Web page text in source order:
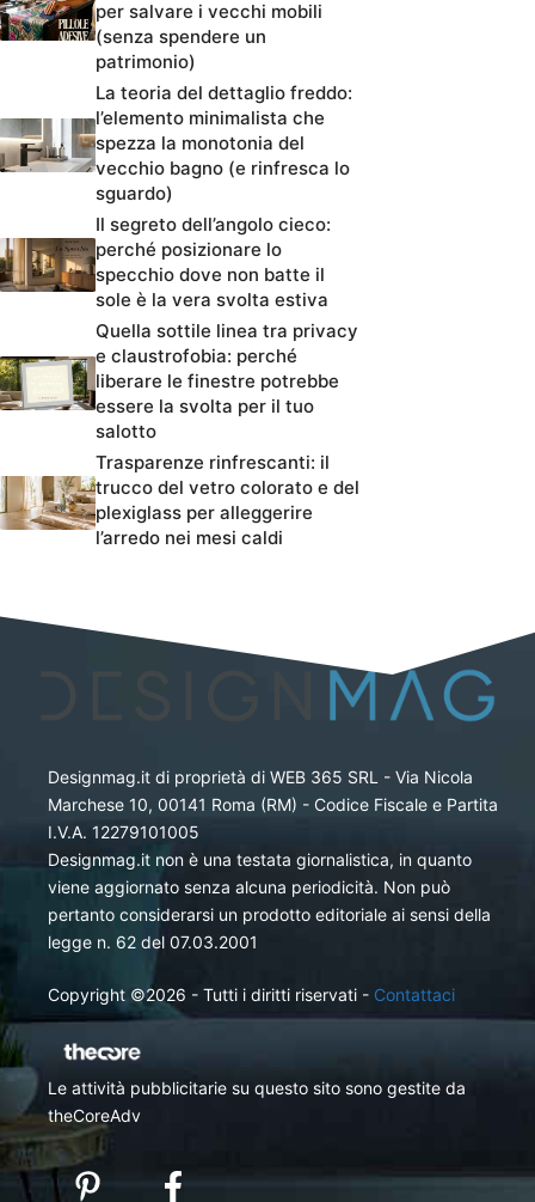
per salvare i vecchi mobili
(senza spendere un
patrimonio)
La teoria del dettaglio freddo:
l’elemento minimalista che
spezza la monotonia del
vecchio bagno (e rinfresca lo
sguardo)
Il segreto dell’angolo cieco:
perché posizionare lo
specchio dove non batte il
sole è la vera svolta estiva
Quella sottile linea tra privacy
e claustrofobia: perché
liberare le finestre potrebbe
essere la svolta per il tuo
salotto
Trasparenze rinfrescanti: il
trucco del vetro colorato e del
plexiglass per alleggerire
l’arredo nei mesi caldi
Designmag.it di proprietà di WEB 365 SRL - Via Nicola
Marchese 10, 00141 Roma (RM) - Codice Fiscale e Partita
I.V.A. 12279101005
Designmag.it non è una testata giornalistica, in quanto
viene aggiornato senza alcuna periodicità. Non può
pertanto considerarsi un prodotto editoriale ai sensi della
legge n. 62 del 07.03.2001
Copyright ©2026 - Tutti i diritti riservati - Contattaci
Le attività pubblicitarie su questo sito sono gestite da
theCoreAdv